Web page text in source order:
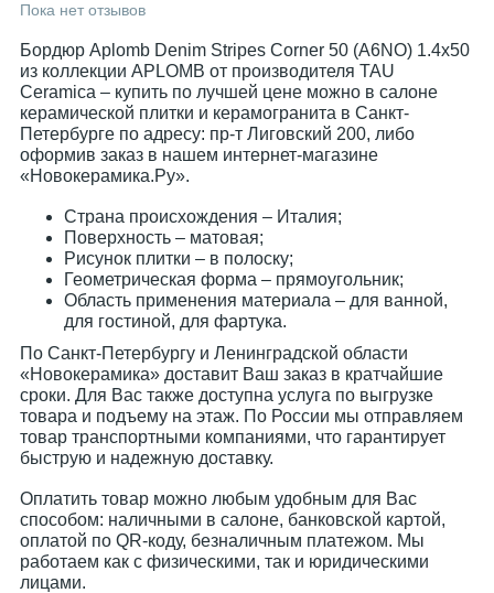
Пока нет отзывов
Бордюр Aplomb Denim Stripes Corner 50 (A6NO) 1.4x50
из коллекции APLOMB от производителя TAU
Ceramica – купить по лучшей цене можно в салоне
керамической плитки и керамогранита в Санкт-
Петербурге по адресу: пр-т Лиговский 200, либо
оформив заказ в нашем интернет-магазине
«Новокерамика.Ру».
Страна происхождения – Италия;
Поверхность – матовая;
Рисунок плитки – в полоску;
Геометрическая форма – прямоугольник;
Область применения материала – для ванной,
для гостиной, для фартука.
По Санкт-Петербургу и Ленинградской области
«Новокерамика» доставит Ваш заказ в кратчайшие
сроки. Для Вас также доступна услуга по выгрузке
товара и подъему на этаж. По России мы отправляем
товар транспортными компаниями, что гарантирует
быструю и надежную доставку.
Оплатить товар можно любым удобным для Вас
способом: наличными в салоне, банковской картой,
оплатой по QR-коду, безналичным платежом. Мы
работаем как с физическими, так и юридическими
лицами.